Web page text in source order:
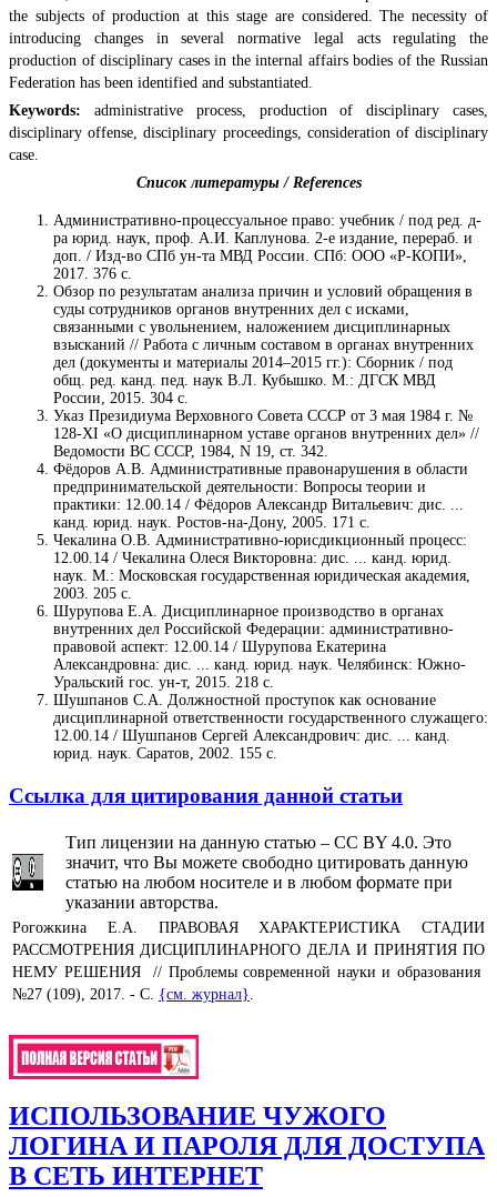
the subjects of production at this stage are considered. The necessity of
introducing changes in several normative legal acts regulating the
production of disciplinary cases in the internal affairs bodies of the Russian
Federation has been identified and substantiated.
Keywords: administrative process, production of disciplinary cases,
disciplinary offense, disciplinary proceedings, consideration of disciplinary
case.
Список литературы / References
Административно-процессуальное право: учебник / под ред. д-
ра юрид. наук, проф. А.И. Каплунова. 2-е издание, перераб. и
доп. / Изд-во СПб ун-та МВД России. СПб: ООО «Р-КОПИ»,
2017. 376 с.
Обзор по результатам анализа причин и условий обращения в
суды сотрудников органов внутренних дел с исками,
связанными с увольнением, наложением дисциплинарных
взысканий // Работа с личным составом в органах внутренних
дел (документы и материалы 2014–2015 гг.): Сборник / под
общ. ред. канд. пед. наук В.Л. Кубышко. М.: ДГСК МВД
России, 2015. 304 с.
Указ Президиума Верховного Совета СССР от 3 мая 1984 г. №
128-XI «О дисциплинарном уставе органов внутренних дел» //
Ведомости ВС СССР, 1984, N 19, ст. 342.
Фёдоров А.В. Административные правонарушения в области
предпринимательской деятельности: Вопросы теории и
практики: 12.00.14 / Фёдоров Александр Витальевич: дис. ...
канд. юрид. наук. Ростов-на-Дону, 2005. 171 с.
Чекалина О.В. Административно-юрисдикционный процесс:
12.00.14 / Чекалина Олеся Викторовна: дис. ... канд. юрид.
наук. М.: Московская государственная юридическая академия,
2003. 205 с.
Шурупова Е.А. Дисциплинарное производство в органах
внутренних дел Российской Федерации: административно-
правовой аспект: 12.00.14 / Шурупова Екатерина
Александровна: дис. ... канд. юрид. наук. Челябинск: Южно-
Уральский гос. ун-т, 2015. 218 с.
Шушпанов С.А. Должностной проступок как основание
дисциплинарной ответственности государственного служащего:
12.00.14 / Шушпанов Сергей Александрович: дис. ... канд.
юрид. наук. Саратов, 2002. 155 с.
Ссылка для цитирования данной статьи
Тип лицензии на данную статью – CC BY 4.0. Это
значит, что Вы можете свободно цитировать данную
статью на любом носителе и в любом формате при
указании авторства.
Рогожкина Е.А. ПРАВОВАЯ ХАРАКТЕРИСТИКА СТАДИИ
РАССМОТРЕНИЯ ДИСЦИПЛИНАРНОГО ДЕЛА И ПРИНЯТИЯ ПО
НЕМУ РЕШЕНИЯ // Проблемы современной науки и образования
№27 (109), 2017. - С. {см. журнал}
ИСПОЛЬЗОВАНИЕ ЧУЖОГО
ЛОГИНА И ПАРОЛЯ ДЛЯ ДОСТУПА
В СЕТЬ ИНТЕРНЕТ